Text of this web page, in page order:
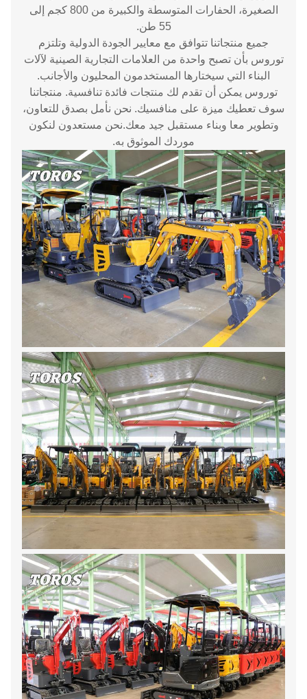
الصغيرة، الحفارات المتوسطة والكبيرة من 800 كجم إلى
55 طن.
جميع منتجاتنا تتوافق مع معايير الجودة الدولية وتلتزم
توروس بأن تصبح واحدة من العلامات التجارية الصينية لآلات
البناء التي سيختارها المستخدمون المحليون والأجانب.
توروس يمكن أن تقدم لك منتجات فائدة تنافسية. منتجاتنا
سوف تعطيك ميزة على منافسيك. نحن نأمل بصدق للتعاون،
وتطوير معا وبناء مستقبل جيد معك.نحن مستعدون لنكون
موردك الموثوق به.